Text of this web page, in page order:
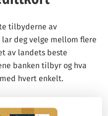
tilbyderne av
lar deg velge mellom flere
av landets beste
banken tilbyr og hva
hvert enkelt.